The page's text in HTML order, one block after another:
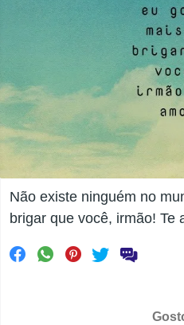
Não existe ninguém no
brigar que você, irmão! Te